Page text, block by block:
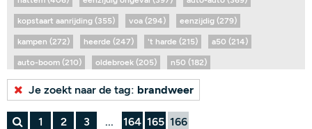
kopstaart aanrijding (355) voa (294) eenzijdig (279)
kampen (272) heerde (247) 't harde (215) a50 (214)
auto-boom (210) oldebroek (205) n50 (182)
Bekijk alle tags...
Je zoekt naar de tag: brandweer
1 2 3 ... 164 165 166